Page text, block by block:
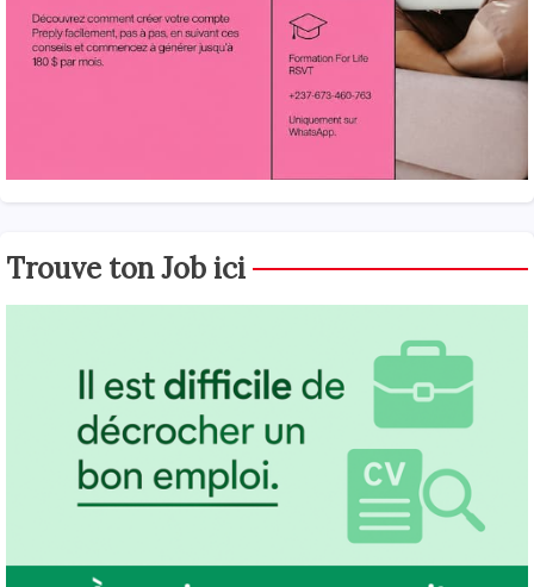
Trouve ton Job ici